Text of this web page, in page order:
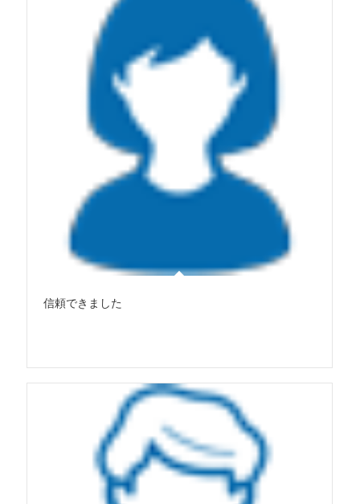
信頼できました